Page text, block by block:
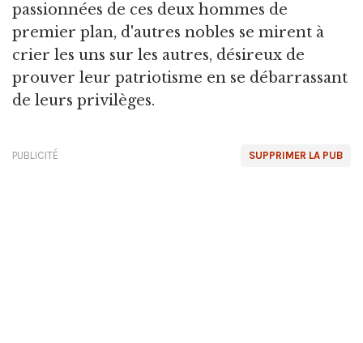
passionnées de ces deux hommes de
premier plan, d'autres nobles se mirent à
crier les uns sur les autres, désireux de
prouver leur patriotisme en se débarrassant
de leurs privilèges.
SUPPRIMER LA PUB
PUBLICITÉ